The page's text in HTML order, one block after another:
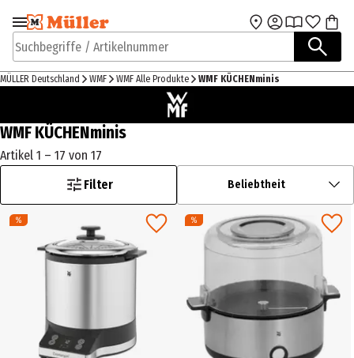
Zur Navigation
springen
Zum Hauptinhalt
Suchbegriffe / Artikelnummer
MÜLLER Deutschland WMF WMF Alle Produkte WMF KÜCHENminis
WMF KÜCHENminis
Artikel 1 – 17 von 17
Filter
Beliebtheit